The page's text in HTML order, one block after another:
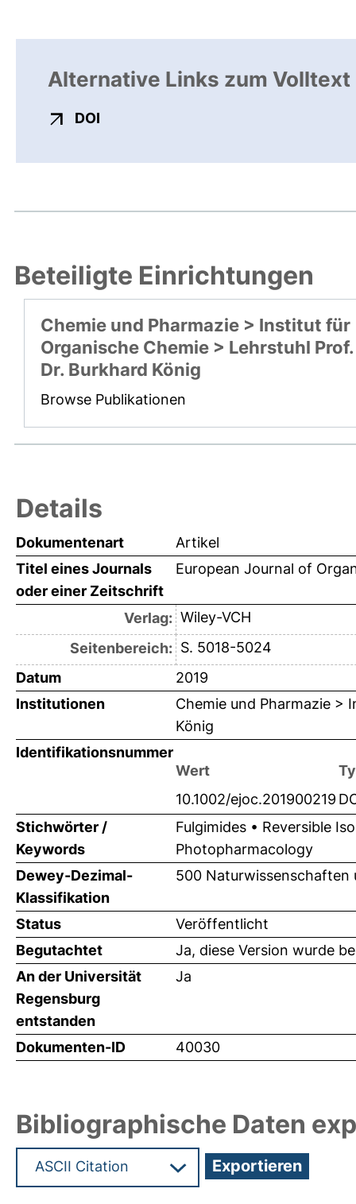
Alternative Links zum Volltext
DOI
Beteiligte Einrichtungen
Chemie und Pharmazie > Institut für
Organische Chemie > Lehrstuhl Prof.
Dr. Burkhard König
Browse Publikationen
Details
Dokumentenart
Artikel
Titel eines Journals
oder einer Zeitschrift
European Journal of
Verlag: Wiley-VCH
Seitenbereich: S. 5018-5024
Datum
2019
Institutionen
Chemie und Pharmazie >
König
Identifikationsnummer
Wert
10.1002/ejoc.201900219
Stichwörter /
Keywords
Fulgimides • Reversible
Photopharmacology
Dewey-Dezimal-
Klassifikation
500 Naturwissenschaften
Status
Veröffentlicht
Begutachtet
Ja, diese Version wurde
An der Universität
Regensburg
entstanden
Ja
Dokumenten-ID 40030
Bibliographische Daten